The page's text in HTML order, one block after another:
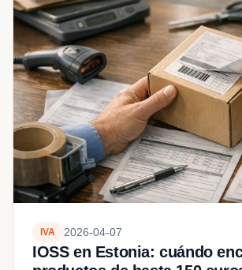
IVA 2026-04-07
IOSS en Estonia: cuándo